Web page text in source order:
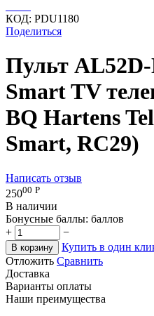
КОД: PDU1180
Поделиться
Пульт
Smart TV
BQ Hartens
Smart, RC29)
Написать отзыв
25000 Р
В наличии
Бонусные баллы: баллов
+
−
В корзину
Купить в один
Отложить Сравнить
Доставка
Варианты оплаты
Наши преимущества